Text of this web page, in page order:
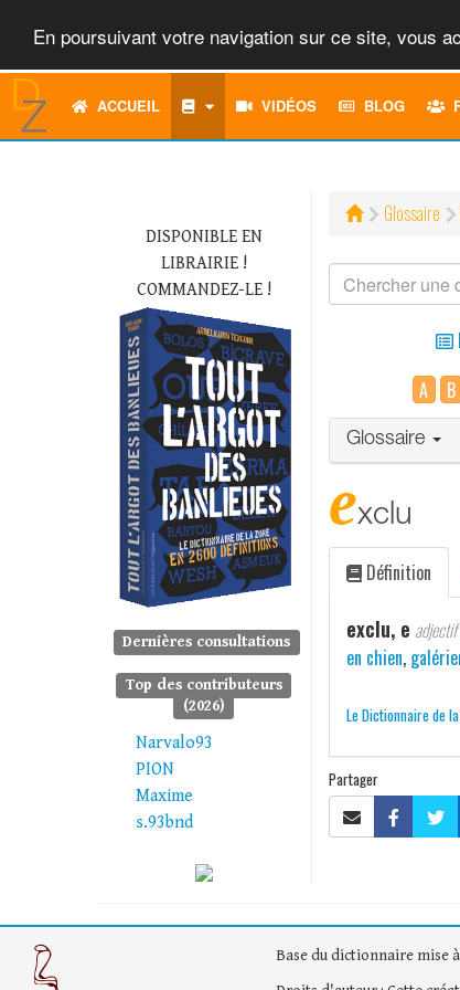
En poursuivant votre navigation sur ce site, vous
ACCUEIL VIDÉOS BLOG
DISPONIBLE EN
LIBRAIRIE !
COMMANDEZ-LE !
Dernières consultations
Top des contributeurs
(2026)
Narvalo93
PION
Maxime
s.93bnd
Glossaire
A
B
Glossaire
exclu
Définition
exclu, e
en chien,
Le Dictionnaire de
Partager
Base du dictionnaire mise